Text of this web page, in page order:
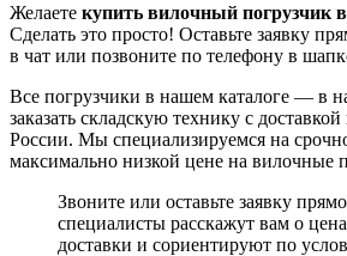
Желаете купить вилочный погрузчик
Сделать это просто! Оставьте заявку
в чат или позвоните по телефону в
Все погрузчики в нашем каталоге — в
заказать складскую технику с
России. Мы специализируемся на
максимально низкой цене на вилочные
Звоните или оставьте заявку
специалисты расскажут вам о
доставки и сориентируют по